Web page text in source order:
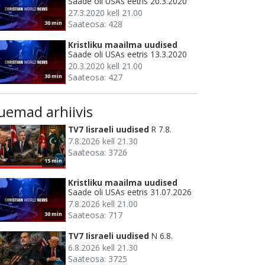
30 min
27.3.2020 kell 21.00
Saateosa: 428
30 min
Kristliku maailma uudised
Saade oli USAs eetris 13.3.2020
20.3.2020 kell 21.00
Saateosa: 427
arhiivis
15 min
TV7 Iisraeli uudised R 7.8.
7.8.2026 kell 21.30
Saateosa: 3726
30 min
Kristliku maailma uudised
Saade oli USAs eetris 31.07.2026
7.8.2026 kell 21.00
Saateosa: 717
TV7 Iisraeli uudised N 6.8.
6.8.2026 kell 21.30
Saateosa: 3725